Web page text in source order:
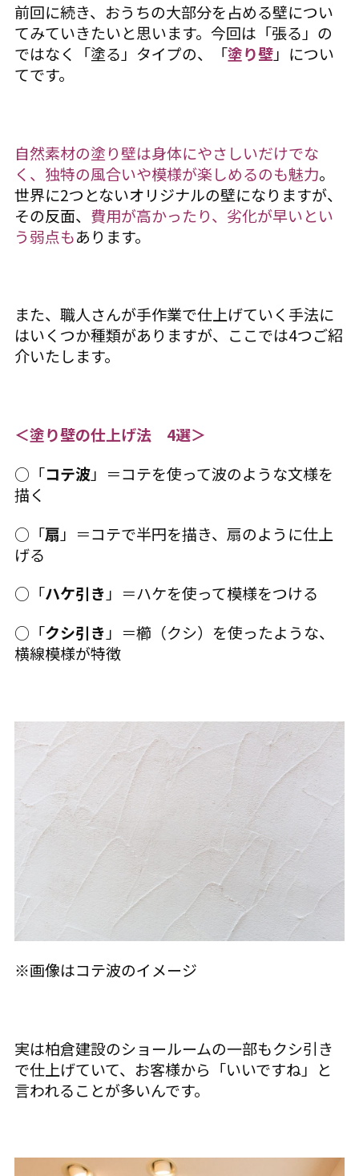
前回に続き、おうちの大部分を占める壁につい
てみていきたいと思います。今回は「張る」の
ではなく「塗る」タイプの、「塗り壁」につい
てです。
自然素材の塗り壁は身体にやさしいだけでな
く、独特の風合いや模様が楽しめるのも魅力。
世界に2つとないオリジナルの壁になりますが、
その反面、 費用が高かったり、劣化が早いとい
う弱点もあります。
また、職人さんが手作業で仕上げていく手法に
はいくつか種類がありますが、ここでは4つご紹
介いたします。
＜塗り壁の仕上げ法 4選＞
○「コテ波」＝コテを使って波のような文様を
描く
○「扇 」＝コテで半円を描き、扇のように仕上
げる
○「ハケ引き」＝ハケを使って模様をつける
○「クシ引き 」＝櫛（クシ）を使ったような、
横線模様が特徴
※画像はコテ波のイメージ
実は柏倉建設のショールームの一部もクシ引き
で仕上げていて、お客様から「いいですね」と
言われることが多いんです。